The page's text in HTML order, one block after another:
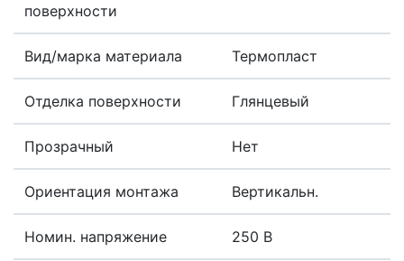
поверхности
Вид/марка материала Термопласт
Отделка поверхности Глянцевый
Прозрачный Нет
Ориентация монтажа Вертикальн.
Номин. напряжение 250 В